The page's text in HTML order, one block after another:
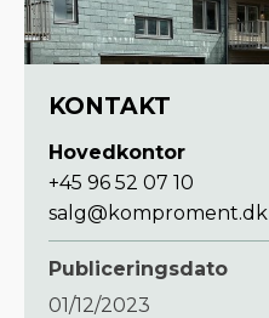
KONTAKT
Hovedkontor
+45 96 52 07 10
salg@komproment.dk
Publiceringsdato
01/12/2023